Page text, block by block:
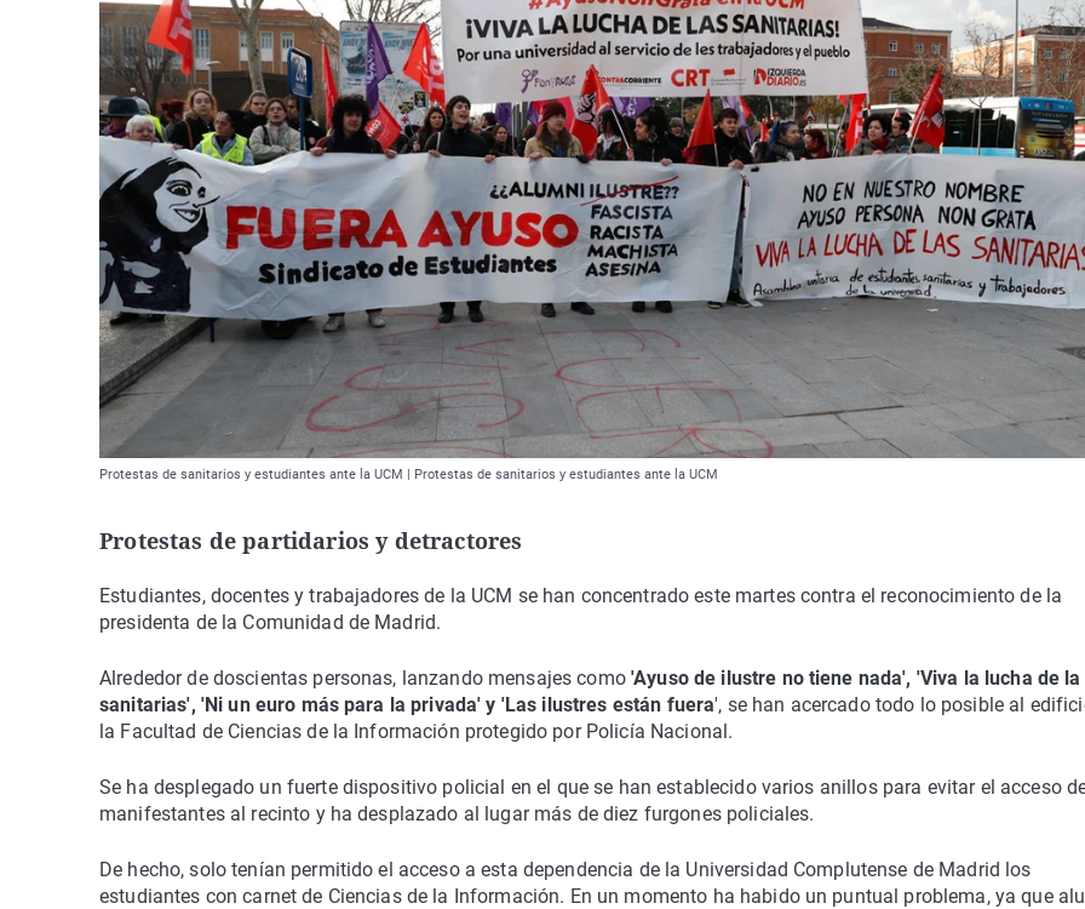
Protestas de sanitarios y estudiantes ante la UCM | Protestas de sanitarios y estudiantes ante la UCM
Protestas de partidarios y detractores
Estudiantes, docentes y trabajadores de la UCM se han concentrado este martes contra el reconocimiento de la
presidenta de la Comunidad de Madrid.
Alrededor de doscientas personas, lanzando mensajes como 'Ayuso de ilustre no tiene nada', 'Viva la lucha de la
sanitarias', 'Ni un euro más para la privada' y 'Las ilustres están fuera', se han acercado todo lo posible al
la Facultad de Ciencias de la Información protegido por Policía Nacional.
Se ha desplegado un fuerte dispositivo policial en el que se han establecido varios anillos para evitar el acceso
manifestantes al recinto y ha desplazado al lugar más de diez furgones policiales.
De hecho, solo tenían permitido el acceso a esta dependencia de la Universidad Complutense de Madrid los
estudiantes con carnet de Ciencias de la Información. En un momento ha habido un puntual problema, ya que